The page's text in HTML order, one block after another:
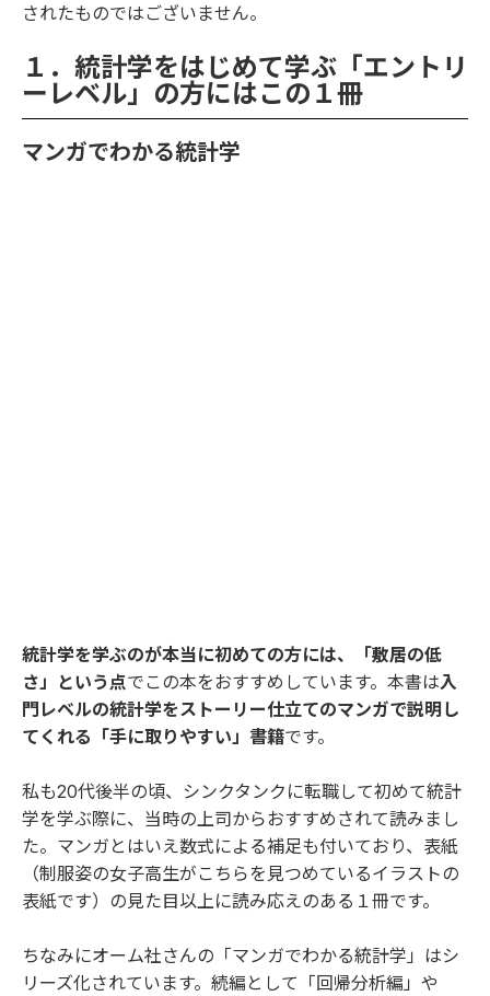
されたものではございません。
１．統計学をはじめて学ぶ「エントリ
ーレベル」の方にはこの１冊
マンガでわかる統計学
統計学を学ぶのが本当に初めての方には、「敷居の低
さ」という点でこの本をおすすめしています。本書は入
門レベルの統計学をストーリー仕立てのマンガで説明し
てくれる「手に取りやすい」書籍です。
私も20代後半の頃、シンクタンクに転職して初めて統計
学を学ぶ際に、当時の上司からおすすめされて読みまし
た。マンガとはいえ数式による補足も付いており、表紙
（制服姿の女子高生がこちらを見つめているイラストの
表紙です）の見た目以上に読み応えのある１冊です。
ちなみにオーム社さんの「マンガでわかる統計学」はシ
リーズ化されています。続編として「回帰分析編」や